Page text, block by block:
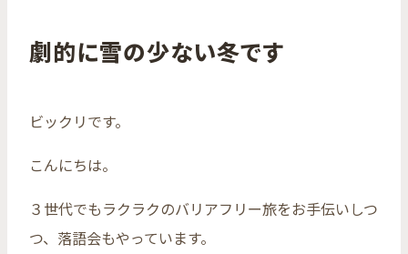
劇的に雪の少ない冬です
ビックリです。
こんにちは。
３世代でもラクラクのバリアフリー旅をお手伝いしつ
つ、落語会もやっています。